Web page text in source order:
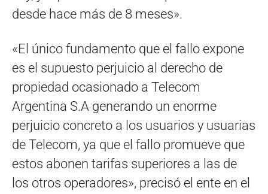
desde hace más de 8 meses».
«El único fundamento que el fallo expone
es el supuesto perjuicio al derecho de
propiedad ocasionado a Telecom
Argentina S.A generando un enorme
perjuicio concreto a los usuarios y usuarias
de Telecom, ya que el fallo promueve que
estos abonen tarifas superiores a las de
los otros operadores», precisó el ente en el